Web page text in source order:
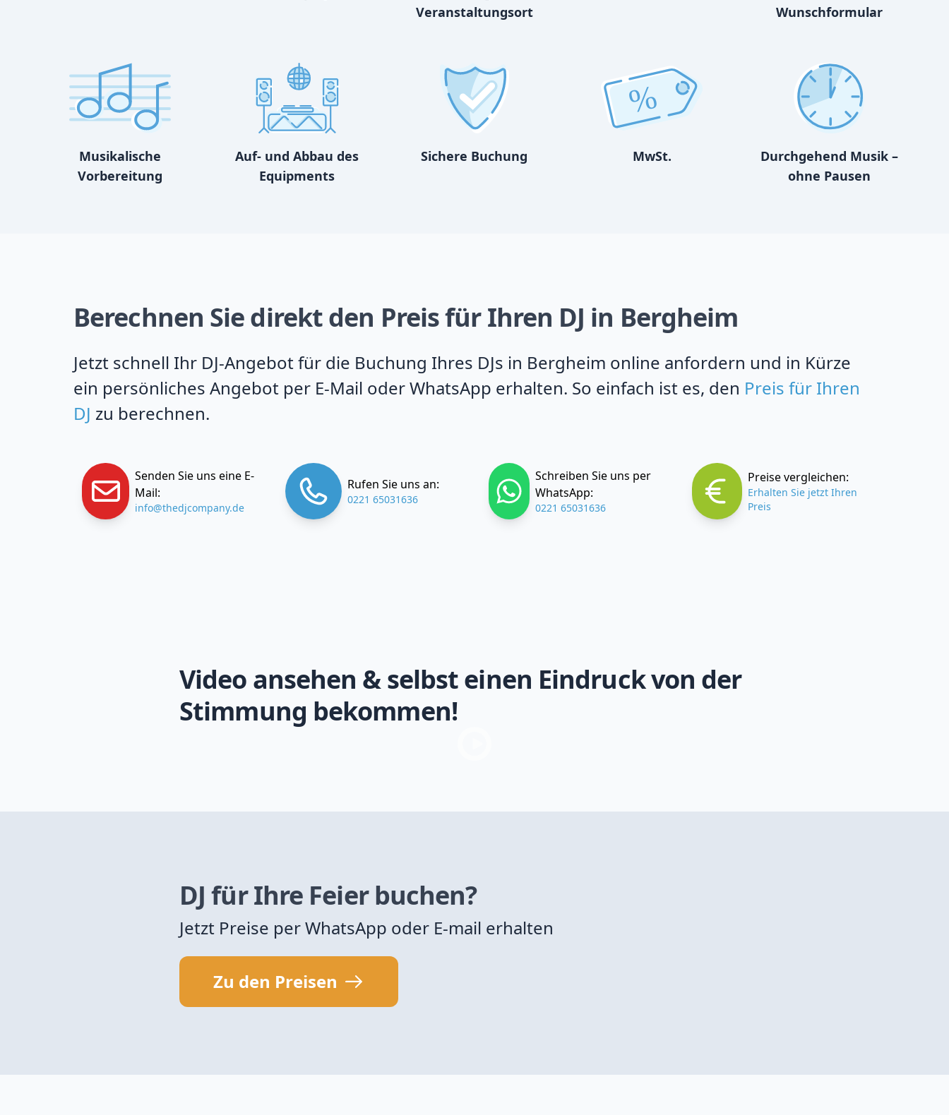
Veranstaltungsort
Wunschformular
Musikalische
Vorbereitung
Auf- und Abbau des
Equipments
Sichere Buchung
%
MwSt.
Durchgehend Musik –
ohne Pausen
Berechnen Sie direkt den Preis für Ihren DJ in Bergheim
Jetzt schnell Ihr DJ-Angebot für die Buchung Ihres DJs in Bergheim online anfordern und in Kürze
ein persönliches Angebot per E-Mail oder WhatsApp erhalten. So einfach ist es, den Preis für Ihren
DJ zu berechnen.
Senden Sie uns eine E-
Mail:
info@thedjcompany.de
Rufen Sie uns an:
0221 65031636
Schreiben Sie uns per
WhatsApp:
0221 65031636
Preise vergleichen:
Erhalten Sie jetzt Ihren
Preis
Video ansehen & selbst einen Eindruck von der
Stimmung bekommen!
DJ für Ihre Feier buchen?
Jetzt Preise per WhatsApp oder E-mail erhalten
Zu den Preisen